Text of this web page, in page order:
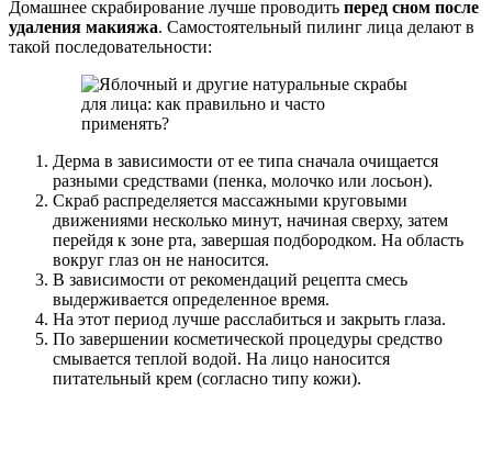
Домашнее скрабирование лучше проводить перед сном после
удаления макияжа. Самостоятельный пилинг лица делают в
такой последовательности:
Дерма в зависимости от ее типа сначала очищается
разными средствами (пенка, молочко или лосьон).
Скраб распределяется массажными круговыми
движениями несколько минут, начиная сверху, затем
перейдя к зоне рта, завершая подбородком. На область
вокруг глаз он не наносится.
В зависимости от рекомендаций рецепта смесь
выдерживается определенное время.
На этот период лучше расслабиться и закрыть глаза.
По завершении косметической процедуры средство
смывается теплой водой. На лицо наносится
питательный крем (согласно типу кожи).